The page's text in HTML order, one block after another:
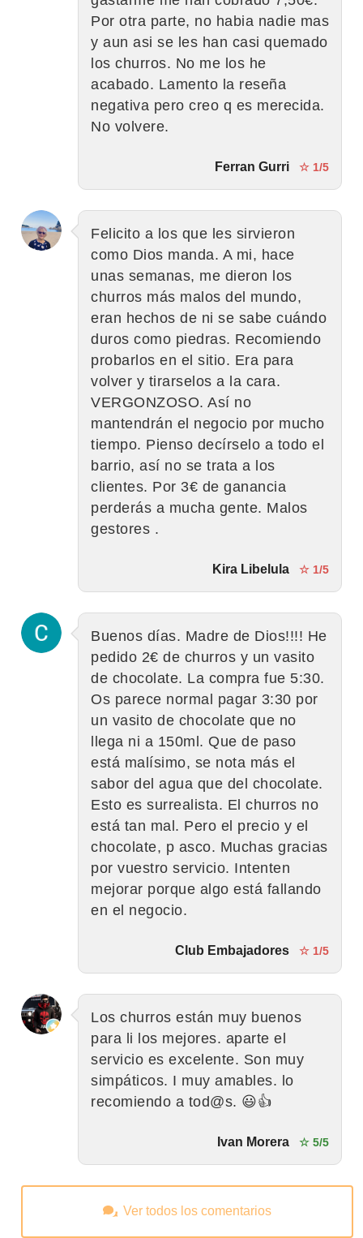
Por otra parte, no habia nadie mas
y aun asi se les han casi quemado
los churros. No me los he
acabado. Lamento la reseña
negativa pero creo q es merecida.
No volvere.
Ferran Gurri ☆ 1/5
Felicito a los que les sirvieron
como Dios manda. A mi, hace
unas semanas, me dieron los
churros más malos del mundo,
eran hechos de ni se sabe cuándo
duros como piedras. Recomiendo
probarlos en el sitio. Era para
volver y tirarselos a la cara.
VERGONZOSO. Así no
mantendrán el negocio por mucho
tiempo. Pienso decírselo a todo el
barrio, así no se trata a los
clientes. Por 3€ de ganancia
perderás a mucha gente. Malos
gestores .
Kira Libelula ☆ 1/5
Buenos días. Madre de Dios!!!! He
pedido 2€ de churros y un vasito
de chocolate. La compra fue 5:30.
Os parece normal pagar 3:30 por
un vasito de chocolate que no
llega ni a 150ml. Que de paso
está malísimo, se nota más el
sabor del agua que del chocolate.
Esto es surrealista. El churros no
está tan mal. Pero el precio y el
chocolate, p asco. Muchas gracias
por vuestro servicio. Intenten
mejorar porque algo está fallando
en el negocio.
Club Embajadores ☆ 1/5
Los churros están muy buenos
para li los mejores. aparte el
servicio es excelente. Son muy
simpáticos. I muy amables. lo
recomiendo a tod@s. 😃👍
Ivan Morera ☆ 5/5
Ver todos los comentarios